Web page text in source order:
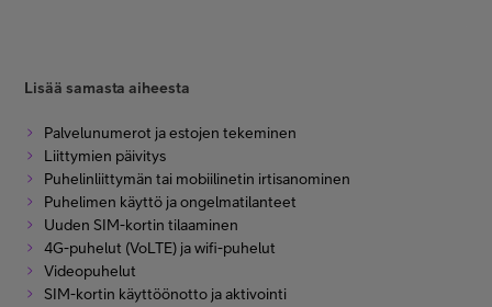
Lisää samasta aiheesta
Palvelunumerot ja estojen tekeminen
Liittymien päivitys
Puhelinliittymän tai mobiilinetin irtisanominen
Puhelimen käyttö ja ongelmatilanteet
Uuden SIM-kortin tilaaminen
4G-puhelut (VoLTE) ja wifi-puhelut
Videopuhelut
SIM-kortin käyttöönotto ja aktivointi